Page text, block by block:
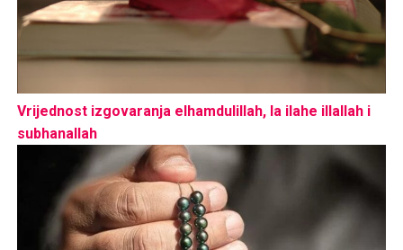
Vrijednost izgovaranja elhamdulillah, la ilahe illallah i
subhanallah